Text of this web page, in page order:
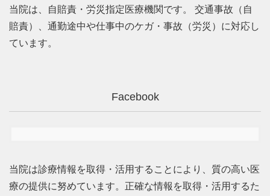
当院は、自賠責・労災指定医療機関です。 交通事故（自
賠責）、通勤途中や仕事中のケガ・事故（労災）に対応し
ています。
Facebook
当院は診療情報を取得・活用することにより、質の高い医
療の提供に努めています。正確な情報を取得・活用するた